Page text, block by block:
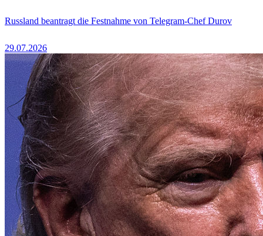
Russland beantragt die Festnahme von Telegram-Chef Durov
29.07.2026